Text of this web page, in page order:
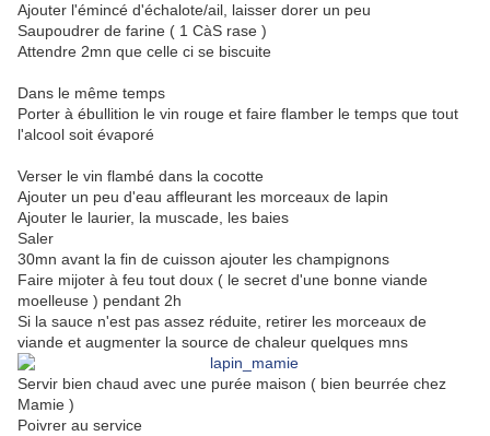
Ajouter l'émincé d'échalote/ail, laisser dorer un peu
Saupoudrer de farine ( 1 CàS rase )
Attendre 2mn que celle ci se biscuite
Dans le même temps
Porter à ébullition le vin rouge et faire flamber le temps que tout
l'alcool soit évaporé
Verser le vin flambé dans la cocotte
Ajouter un peu d'eau affleurant les morceaux de lapin
Ajouter le laurier, la muscade, les baies
Saler
30mn avant la fin de cuisson ajouter les champignons
Faire mijoter à feu tout doux ( le secret d'une bonne viande
moelleuse ) pendant 2h
Si la sauce n'est pas assez réduite, retirer les morceaux de
viande et augmenter la source de chaleur quelques mns
Servir bien chaud avec une purée maison ( bien beurrée chez
Mamie )
Poivrer au service